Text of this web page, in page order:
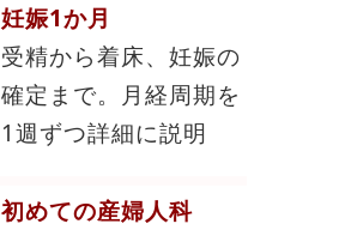
妊娠1か月
受精から着床、妊娠の
確定まで。月経周期を
1週ずつ詳細に説明
初めての産婦人科